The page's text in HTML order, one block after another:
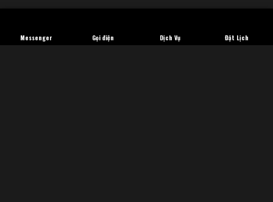
Đặt Lịch
Dịch Vụ
Gọi điện
Messenger